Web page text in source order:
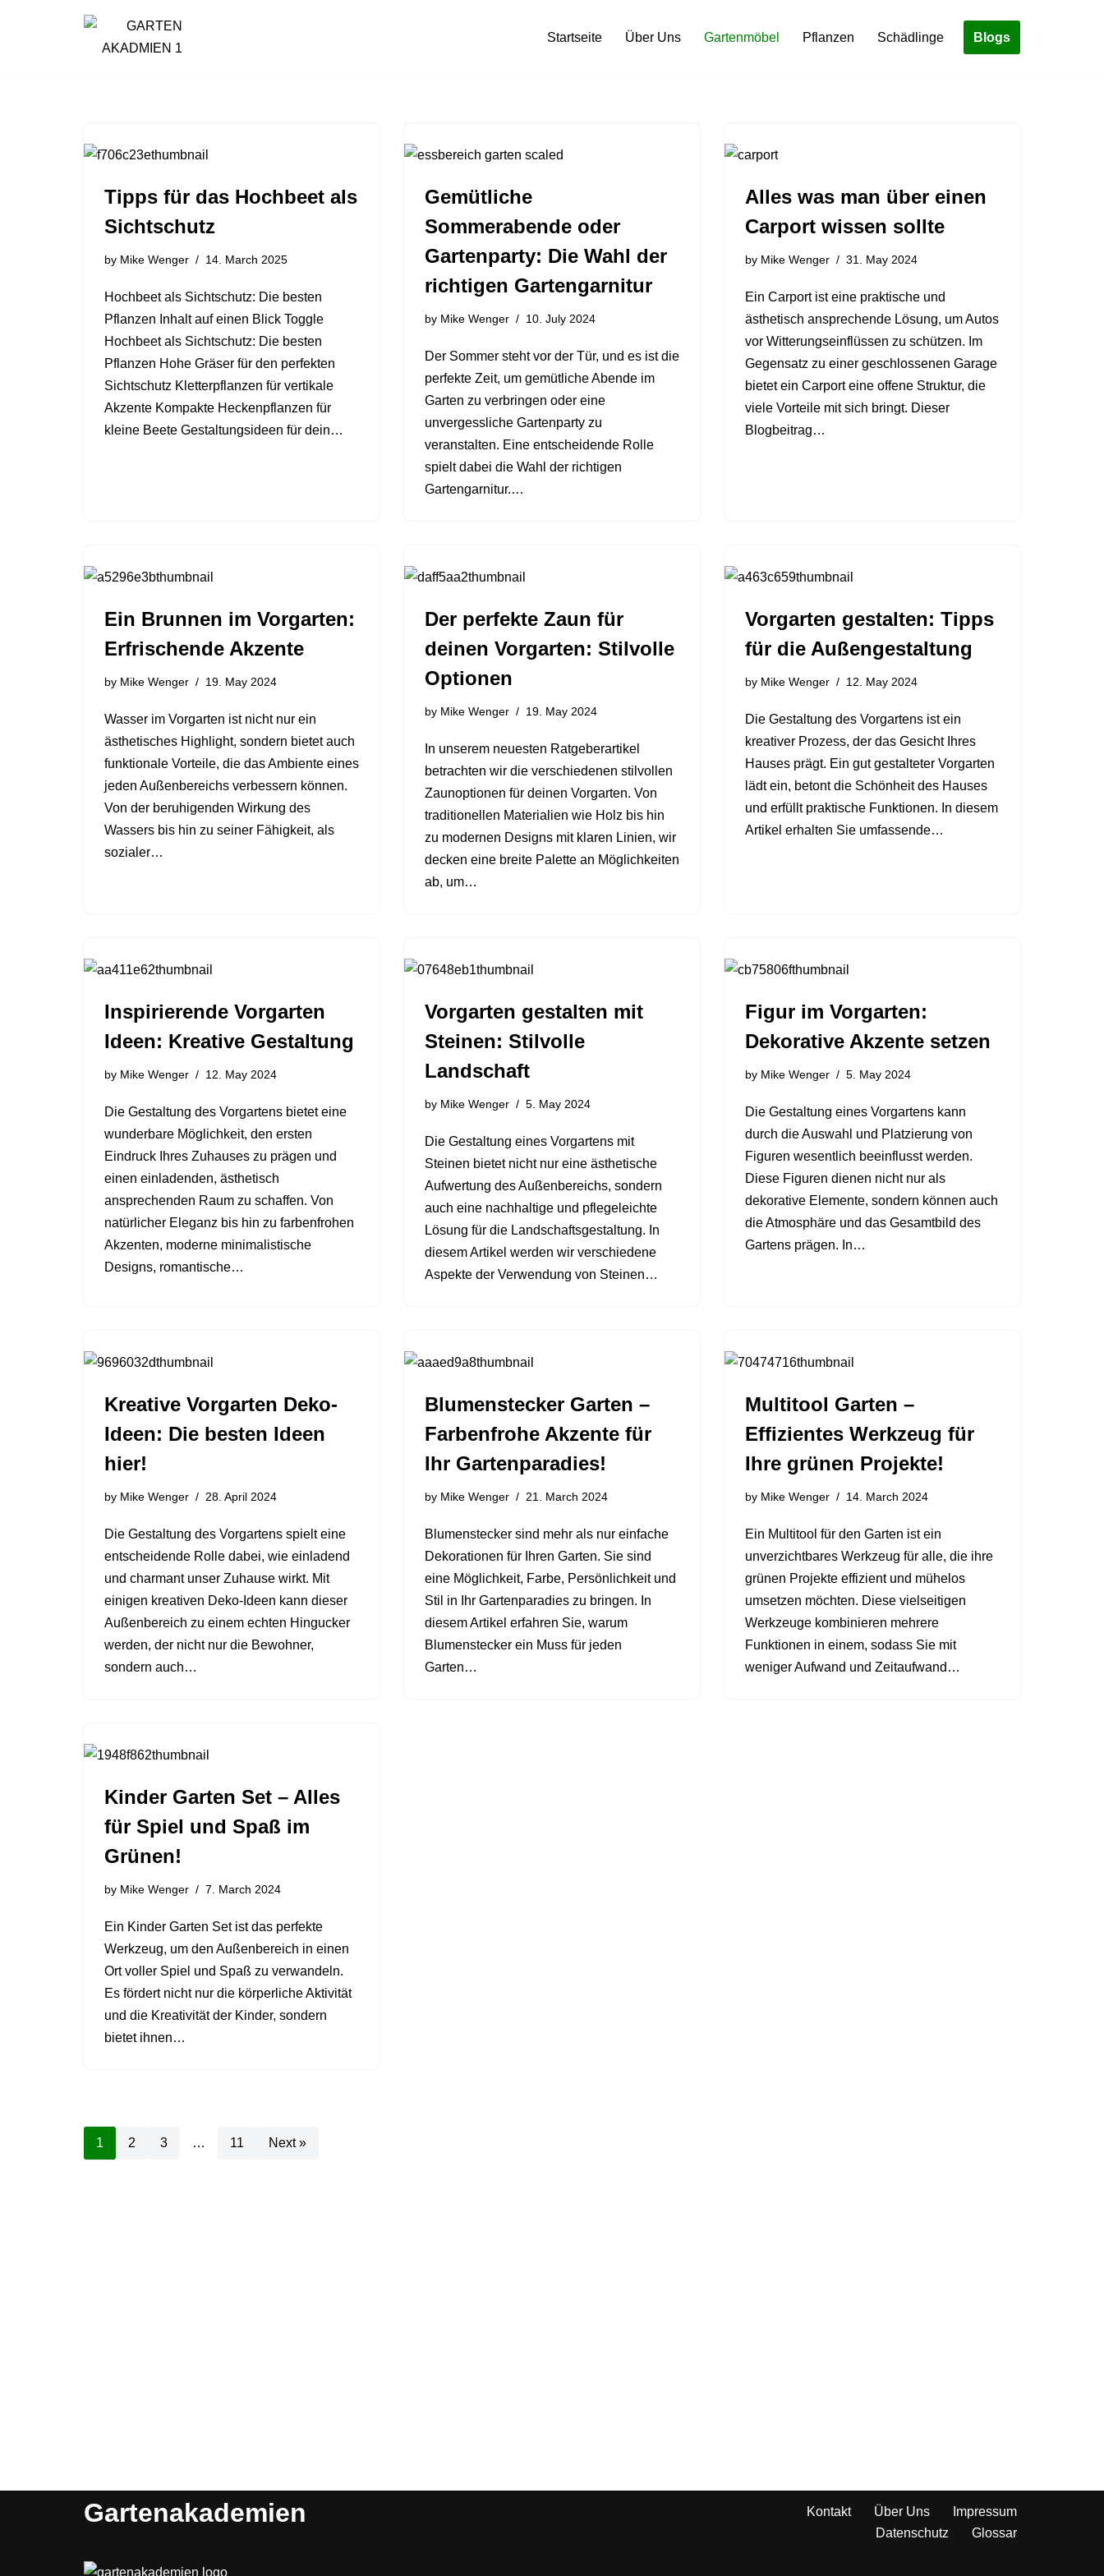
Startseite Über Uns Gartenmöbel Pflanzen Schädlinge Blogs
Tipps für das Hochbeet als
Sichtschutz
by Mike Wenger 14. March 2025
Hochbeet als Sichtschutz: Die besten
Pflanzen Inhalt auf einen Blick Toggle
Hochbeet als Sichtschutz: Die besten
Pflanzen Hohe Gräser für den perfekten
Sichtschutz Kletterpflanzen für vertikale
Akzente Kompakte Heckenpflanzen für
kleine Beete Gestaltungsideen für dein…
Gemütliche
Sommerabende oder
Gartenparty: Die Wahl der
richtigen Gartengarnitur
by Mike Wenger 10. July 2024
Der Sommer steht vor der Tür, und es ist die
perfekte Zeit, um gemütliche Abende im
Garten zu verbringen oder eine
unvergessliche Gartenparty zu
veranstalten. Eine entscheidende Rolle
spielt dabei die Wahl der richtigen
Gartengarnitur.…
Alles was man über einen
Carport wissen sollte
by Mike Wenger 31. May 2024
Ein Carport ist eine praktische und
ästhetisch ansprechende Lösung, um Autos
vor Witterungseinflüssen zu schützen. Im
Gegensatz zu einer geschlossenen Garage
bietet ein Carport eine offene Struktur, die
viele Vorteile mit sich bringt. Dieser
Blogbeitrag…
Ein Brunnen im Vorgarten:
Erfrischende Akzente
by Mike Wenger 19. May 2024
Wasser im Vorgarten ist nicht nur ein
ästhetisches Highlight, sondern bietet auch
funktionale Vorteile, die das Ambiente eines
jeden Außenbereichs verbessern können.
Von der beruhigenden Wirkung des
Wassers bis hin zu seiner Fähigkeit, als
sozialer…
Der perfekte Zaun für
deinen Vorgarten: Stilvolle
Optionen
by Mike Wenger 19. May 2024
In unserem neuesten Ratgeberartikel
betrachten wir die verschiedenen stilvollen
Zaunoptionen für deinen Vorgarten. Von
traditionellen Materialien wie Holz bis hin
zu modernen Designs mit klaren Linien, wir
decken eine breite Palette an Möglichkeiten
ab, um…
Vorgarten gestalten: Tipps
für die Außengestaltung
by Mike Wenger 12. May 2024
Die Gestaltung des Vorgartens ist ein
kreativer Prozess, der das Gesicht Ihres
Hauses prägt. Ein gut gestalteter Vorgarten
lädt ein, betont die Schönheit des Hauses
und erfüllt praktische Funktionen. In diesem
Artikel erhalten Sie umfassende…
Inspirierende Vorgarten
Ideen: Kreative Gestaltung
by Mike Wenger 12. May 2024
Die Gestaltung des Vorgartens bietet eine
wunderbare Möglichkeit, den ersten
Eindruck Ihres Zuhauses zu prägen und
einen einladenden, ästhetisch
ansprechenden Raum zu schaffen. Von
natürlicher Eleganz bis hin zu farbenfrohen
Akzenten, moderne minimalistische
Designs, romantische…
Vorgarten gestalten mit
Steinen: Stilvolle
Landschaft
by Mike Wenger 5. May 2024
Die Gestaltung eines Vorgartens mit
Steinen bietet nicht nur eine ästhetische
Aufwertung des Außenbereichs, sondern
auch eine nachhaltige und pflegeleichte
Lösung für die Landschaftsgestaltung. In
diesem Artikel werden wir verschiedene
Aspekte der Verwendung von Steinen…
Figur im Vorgarten:
Dekorative Akzente setzen
by Mike Wenger 5. May 2024
Die Gestaltung eines Vorgartens kann
durch die Auswahl und Platzierung von
Figuren wesentlich beeinflusst werden.
Diese Figuren dienen nicht nur als
dekorative Elemente, sondern können auch
die Atmosphäre und das Gesamtbild des
Gartens prägen. In…
Kreative Vorgarten Deko-
Ideen: Die besten Ideen
hier!
by Mike Wenger 28. April 2024
Die Gestaltung des Vorgartens spielt eine
entscheidende Rolle dabei, wie einladend
und charmant unser Zuhause wirkt. Mit
einigen kreativen Deko-Ideen kann dieser
Außenbereich zu einem echten Hingucker
werden, der nicht nur die Bewohner,
sondern auch…
Blumenstecker Garten –
Farbenfrohe Akzente für
Ihr Gartenparadies!
by Mike Wenger 21. March 2024
Blumenstecker sind mehr als nur einfache
Dekorationen für Ihren Garten. Sie sind
eine Möglichkeit, Farbe, Persönlichkeit und
Stil in Ihr Gartenparadies zu bringen. In
diesem Artikel erfahren Sie, warum
Blumenstecker ein Muss für jeden
Garten…
Multitool Garten –
Effizientes Werkzeug für
Ihre grünen Projekte!
by Mike Wenger 14. March 2024
Ein Multitool für den Garten ist ein
unverzichtbares Werkzeug für alle, die ihre
grünen Projekte effizient und mühelos
umsetzen möchten. Diese vielseitigen
Werkzeuge kombinieren mehrere
Funktionen in einem, sodass Sie mit
weniger Aufwand und Zeitaufwand…
Kinder Garten Set – Alles
für Spiel und Spaß im
Grünen!
by Mike Wenger 7. March 2024
Ein Kinder Garten Set ist das perfekte
Werkzeug, um den Außenbereich in einen
Ort voller Spiel und Spaß zu verwandeln.
Es fördert nicht nur die körperliche Aktivität
und die Kreativität der Kinder, sondern
bietet ihnen…
1 2 3 … 11 Next »
Gartenakademien Kontakt Über Uns
Impressum
Datenschutz
Glossar